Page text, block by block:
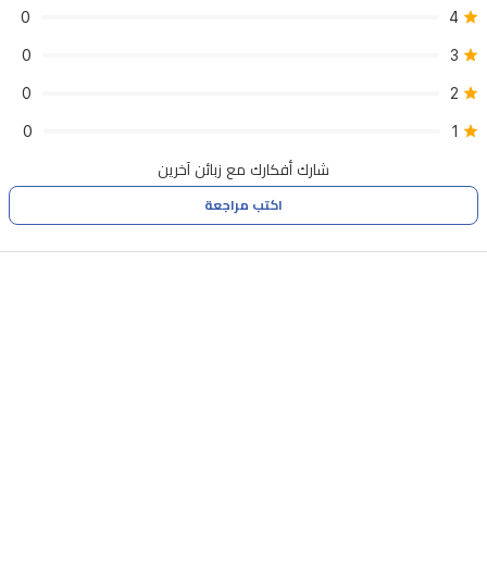
بالإضافة
إلى
ميزة
الإطفاء
لضمان
سلامتك.
4
0
3
0
2
0
1
0
شارك أفكارك مع زبائن آخرين
اكتب مراجعة